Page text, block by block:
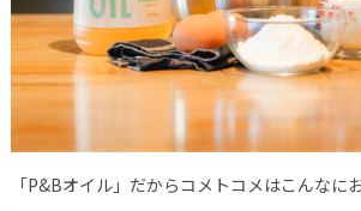
「P&Bオイル」だからコメトコメはこんなに